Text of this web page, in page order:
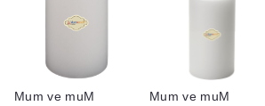
Mum ve muM Mum ve muM